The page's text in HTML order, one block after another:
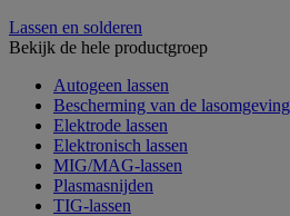
Lassen en solderen
Bekijk de hele productgroep
Autogeen lassen
Bescherming van de lasomgeving
Elektrode lassen
Elektronisch lassen
MIG/MAG-lassen
Plasmasnijden
TIG-lassen